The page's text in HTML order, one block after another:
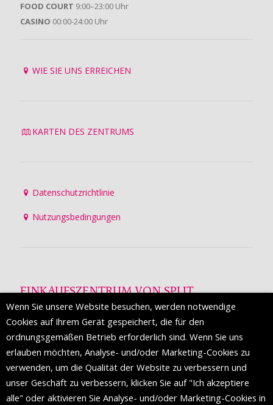
FOOD COURT 9:00–23:00 Uhr
CASINO 00:00-24:00 Uhr
WIE SIE UNS ERREICHEN
KARTEN DES ZENTRUMS
Datenschutzrichtlinie
Nutzungsbedingungen
EINKAUFSZENTRUM VON SPLIT
Die Mall of Split
ist ein prestigeträchtiges Einkaufsziel mit
etwa 200 Einzelhandelsmarken und einer Reihe von
Weltmodemarken, die zum ersten Mal in Split erscheinen.
Wenn Sie unsere Website besuchen, werden notwendige
Cookies auf Ihrem Gerät gespeichert, die für den
ordnungsgemäßen Betrieb erforderlich sind. Wenn Sie uns
erlauben möchten, Analyse- und/oder Marketing-Cookies zu
verwenden, um die Qualität der Website zu verbessern und
unser Geschäft zu verbessern, klicken Sie auf "Ich akzeptiere
alle" oder aktivieren Sie Analyse- und/oder Marketing-Cookies in